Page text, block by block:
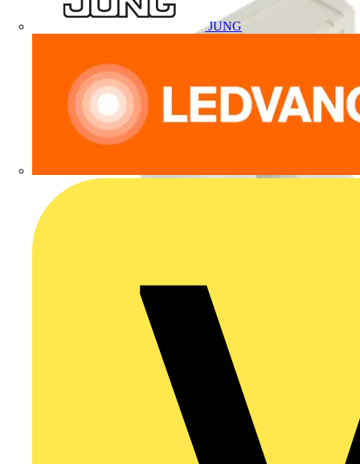
JUNG